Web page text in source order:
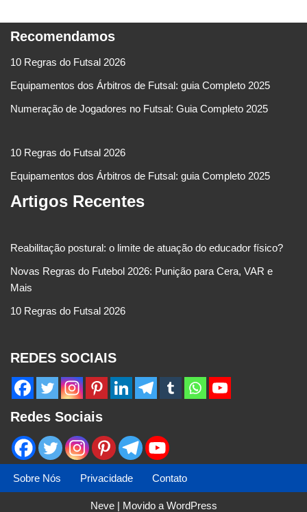
Recomendamos
10 Regras do Futsal 2026
Equipamentos dos Árbitros de Futsal: guia Completo 2025
Numeração de Jogadores no Futsal: Guia Completo 2025
10 Regras do Futsal 2026
Equipamentos dos Árbitros de Futsal: guia Completo 2025
Artigos Recentes
Reabilitação postural: o limite de atuação do educador físico?
Novas Regras do Futebol 2026: Punição para Cera, VAR e
Mais
10 Regras do Futsal 2026
REDES SOCIAIS
Redes Sociais
Sobre Nós Privacidade Contato
Neve| Movido a WordPress